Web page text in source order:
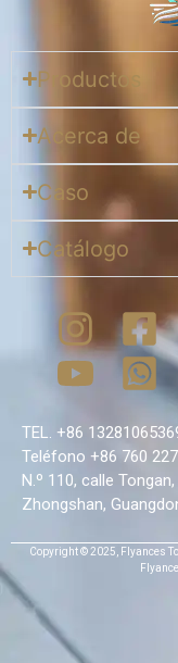
Productos
Acerca de
Caso
Catálogo
TEL. +86
Teléfono +86 760
N.º 110, calle
Zhongshan,
Copyright © 2025, Flyances